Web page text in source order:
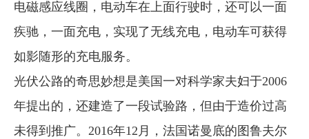
电磁感应线圈，电动车在上面行驶时，还可以一面
疾驰，一面充电，实现了无线充电，电动车可获得
如影随形的充电服务。
光伏公路的奇思妙想是美国一对科学家夫妇于2006
年提出的，还建造了一段试验路，但由于造价过高
未得到推广。2016年12月，法国诺曼底的图鲁夫尔